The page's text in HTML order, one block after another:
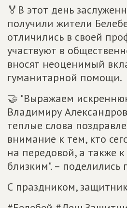
🏅В этот день
получили жители
отличились в своей
участвуют в
вносят неоценимый
гуманитарной помощи.
🤝 "Выражаем
Владимиру
теплые слова
внимание к тем, кто
на передовой, а также
близким". – поделились
С праздником,